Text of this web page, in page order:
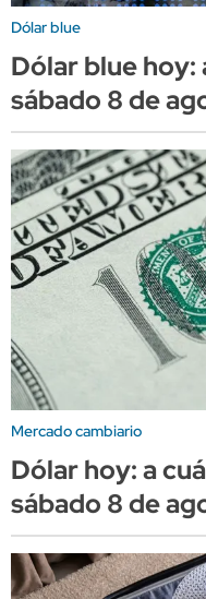
Dólar blue
Dólar blue
sábado 8 de
Mercado cambiario
Dólar hoy: a
sábado 8 de